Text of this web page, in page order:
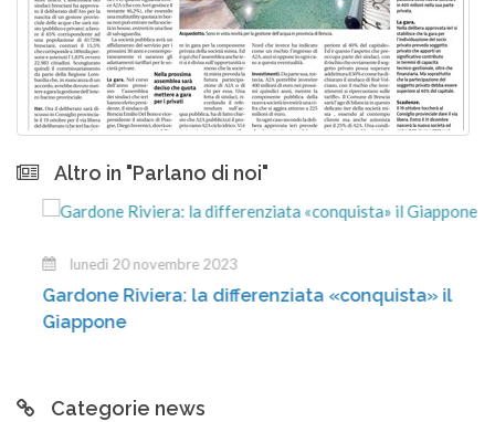
Altro in "Parlano di noi"
lunedì 20 novembre 2023
Gardone Riviera: la differenziata «conquista» il
Giappone
Categorie news